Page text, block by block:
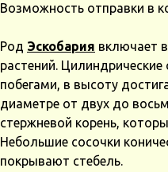
Возможность отправки в
Род Эскобария включает
растений.
побегами, в высоту
диаметре от двух до
стержневой корень,
Небольшие сосочки
покрывают стебель.